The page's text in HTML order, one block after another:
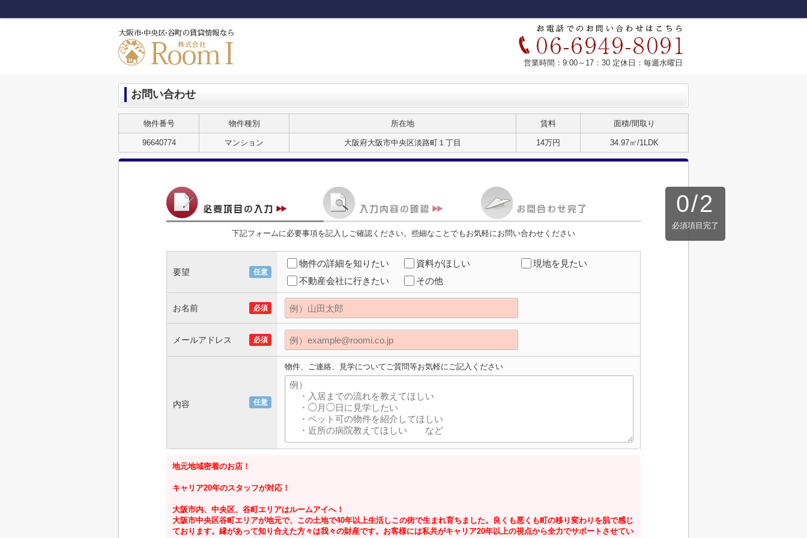
営業時間：9:00～17：30 定休日：毎週水曜日
お問い合わせ
物件番号 物件種別 所在地 賃料 面積/間取り
96640774 マンション 大阪府大阪市中央区淡路町１丁目 14万円 34.97㎡/1LDK
0/2
必須項目完了
下記フォームに必要事項を記入しご確認ください。些細なことでもお気軽にお問い合わせください
要望 任意
物件の詳細を知りたい 資料がほしい
現地を見たい
不動産会社に行きたい
その他
お名前 必須
メールアドレス 必須
内容 任意
物件、ご連絡、見学についてご質問等お気軽にご記入ください
地元地域密着のお店！
キャリア20年のスタッフが対応！
大阪市内、中央区、谷町エリアはルームアイへ！
大阪市中央区谷町エリアが地元で、この土地で40年以上生活しこの街で生まれ育ちました。良くも悪くも町の移り変わりを肌で感じ
ております。縁があって知り合えた方々は我々の財産です。お客様には私共がキャリア20年以上の視点から全力でサポートさせてい